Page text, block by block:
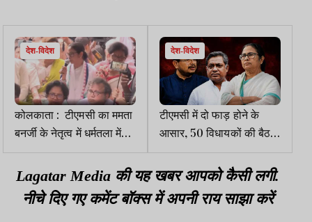
देश-विदेश
कोलकाता : टीएमसी का ममता
बनर्जी के नेतृत्व में धर्मतला में
धरना-प्रदर्शन, सांसदों पर
हमले का विरोध
देश-विदेश
टीएमसी में दो फाड़ होने के
आसार, 50 विधायकों की बैठक
होने की खबर, असली टीएमसी
होने का दावा!
Lagatar Media की यह खबर आपको कैसी लगी.
नीचे दिए गए कमेंट बॉक्स में अपनी राय साझा करें